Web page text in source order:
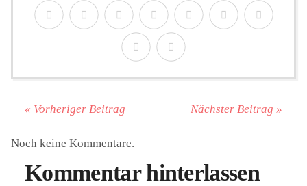
« Vorheriger Beitrag Nächster Beitrag »
Noch keine Kommentare.
Kommentar hinterlassen